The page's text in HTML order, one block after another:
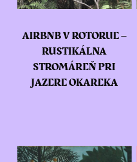
AIRBNB V ROTORUE –
RUSTIKÁLNA
STROMÁREŇ PRI
JAZERE OKAREKA